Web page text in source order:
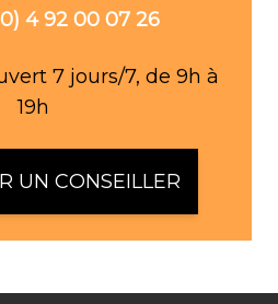
4 92 00 07 26
7 jours/7, de 9h à
19h
UN CONSEILLER